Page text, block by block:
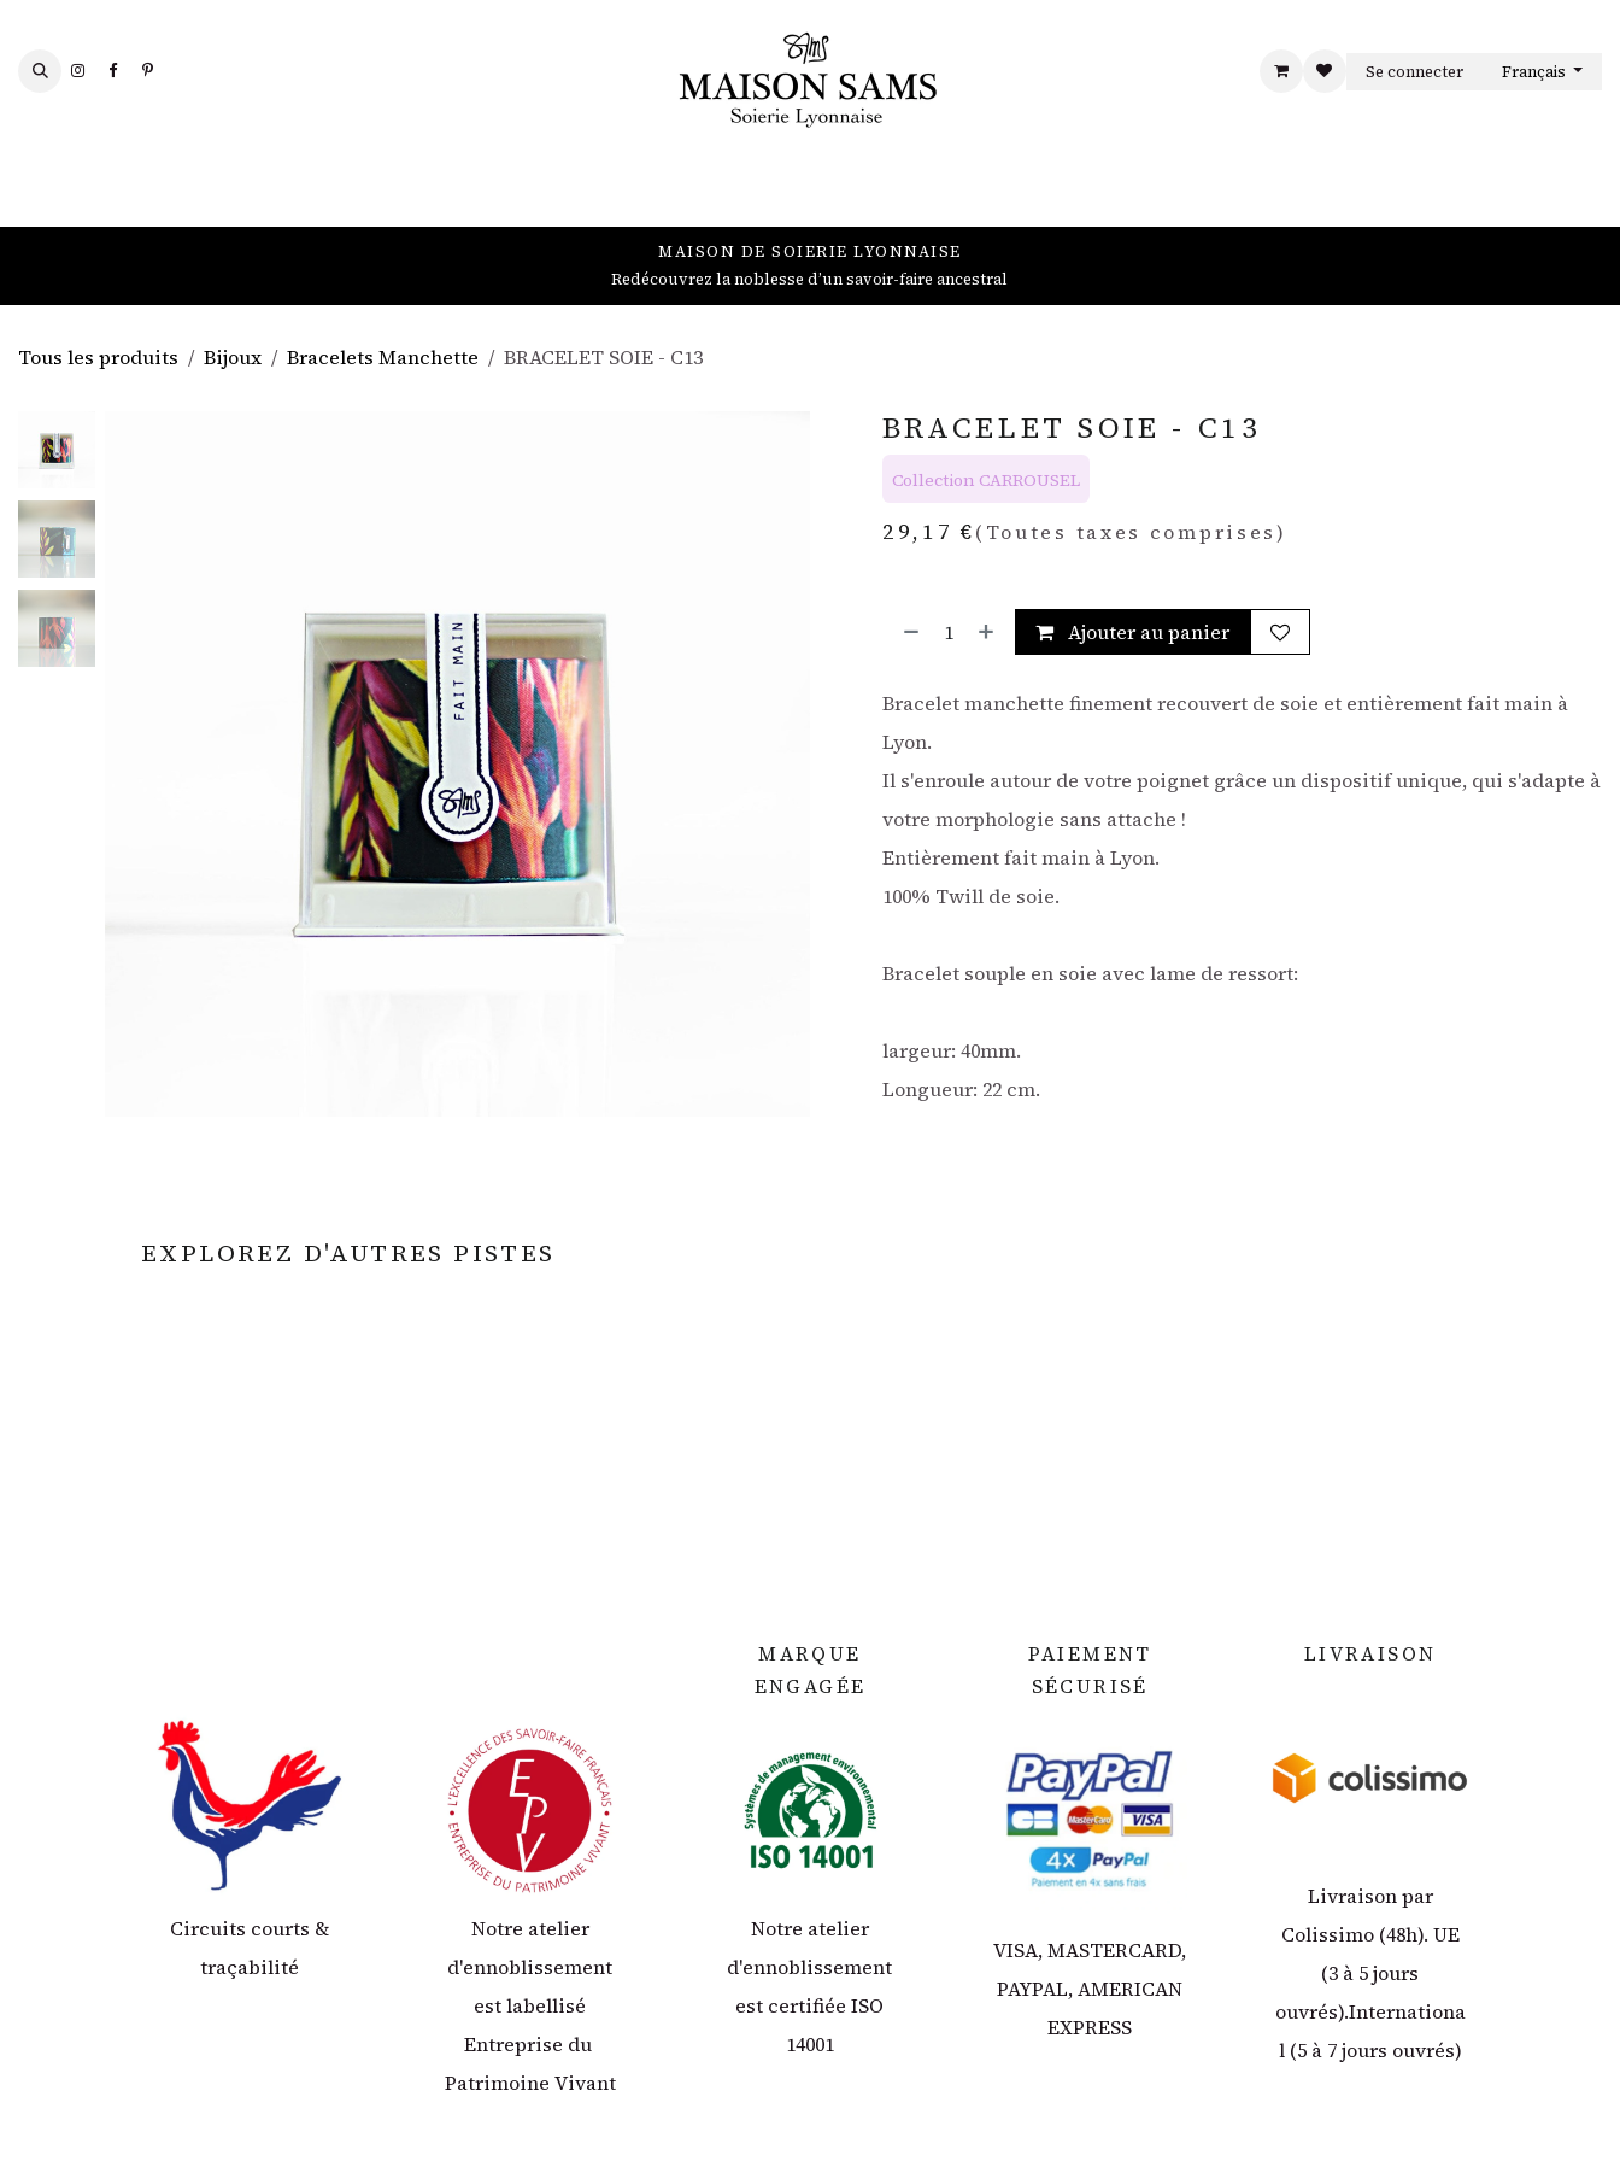
Se connecter Français
MAISON DE SOIERIE LYONNAISE
Redécouvrez la noblesse d’un savoir-faire ancestral
Tous les produits Bijoux Bracelets Manchette BRACELET SOIE - C13
BRACELET SOIE - C13
Collection CARROUSEL
29,17 €(Toutes taxes comprises)
Ajouter au panier
Bracelet manchette finement recouvert de soie et entièrement fait main à
Lyon.
Il s'enroule autour de votre poignet grâce un dispositif unique, qui s'adapte à
votre morphologie sans attache !
Entièrement fait main à Lyon.
100% Twill de soie.
Bracelet souple en soie avec lame de ressort:
largeur: 40mm.
Longueur: 22 cm.
EXPLOREZ D'AUTRES PISTES
Circuits courts &
traçabilité
Notre atelier
d'ennoblissement
est labellisé
Entreprise du
Patrimoine Vivant
MARQUE
ENGAGÉE
Notre atelier
d'ennoblissement
est certifiée ISO
14001
PAIEMENT
SÉCURISÉ
VISA, MASTERCARD,
PAYPAL, AMERICAN
EXPRESS
LIVRAISON
Livraison par
Colissimo (48h). UE
(3 à 5 jours
ouvrés).Internationa
l (5 à 7 jours ouvrés)